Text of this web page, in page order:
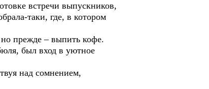
встречи выпускников,
таки, где, в котором
прежде – выпить кофе.
был вход в уютное
над сомнением,